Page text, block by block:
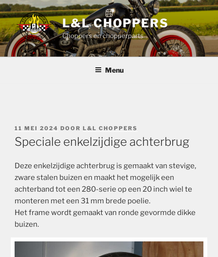
Ga
naar
de
inhoud
L&L CHOPPERS
Choppers en chopperparts
Menu
GEPLAATST
OP
11 MEI 2024 DOOR L&L CHOPPERS
Speciale enkelzijdige achterbrug
Deze enkelzijdige achterbrug is gemaakt van stevige,
zware stalen buizen en maakt het mogelijk een
achterband tot een 280-serie op een 20 inch wiel te
monteren met een 31 mm brede poelie.
Het frame wordt gemaakt van ronde gevormde dikke
buizen.